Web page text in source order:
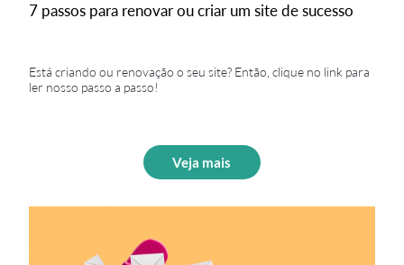
7 passos para renovar ou criar um site de sucesso
Está criando ou renovação o seu site? Então, clique no link para
ler nosso passo a passo!
Veja mais